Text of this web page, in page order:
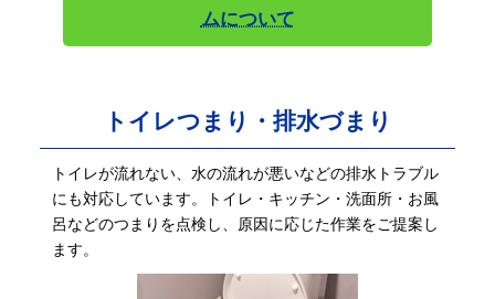
ムについて
トイレつまり・排水づまり
トイレが流れない、水の流れが悪いなどの排水トラブル
にも対応しています。トイレ・キッチン・洗面所・お風
呂などのつまりを点検し、原因に応じた作業をご提案し
ます。